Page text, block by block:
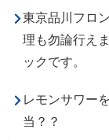
東京品川フロ
理も勿論行え
ックです。
レモンサワー
当？？